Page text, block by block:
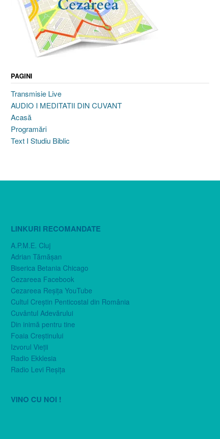
PAGINI
Transmisie Live
AUDIO I MEDITATII DIN CUVANT
Acasă
Programări
Text I Studiu Biblic
LINKURI RECOMANDATE
A.P.M.E. Cluj
Adrian Tămăşan
Biserica Betania Chicago
Cezareea Facebook
Cezareea Reşiţa YouTube
Cultul Creştin Penticostal din România
Cuvântul Adevărului
Din inimă pentru tine
Foaia Creştinului
Izvorul Vieţii
Radio Ekklesia
Radio Levi Reşiţa
VINO CU NOI !